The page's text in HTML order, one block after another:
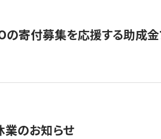
の寄付募集を応援する助成
のお知らせ